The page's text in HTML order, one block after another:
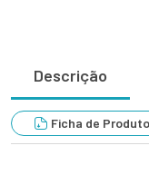
Descrição
Ficha de Produto